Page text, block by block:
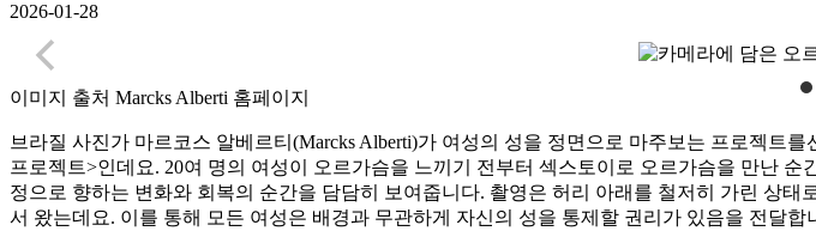
2026-01-28
이미지 출처 Marcks Alberti 홈페이지
브라질 사진가 마르코스 알베르티(Marcks Alberti)가 여성의 성을 정면으로 마주보는 프로젝트
프로젝트>인데요. 20여 명의 여성이 오르가슴을 느끼기 전부터 섹스토이로 오르가슴을 만난
정으로 향하는 변화와 회복의 순간을 담담히 보여줍니다. 촬영은 허리 아래를 철저히 가린 상
서 왔는데요. 이를 통해 모든 여성은 배경과 무관하게 자신의 성을 통제할 권리가 있음을 전달